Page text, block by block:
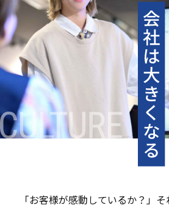
「お客様が感動しているか？」